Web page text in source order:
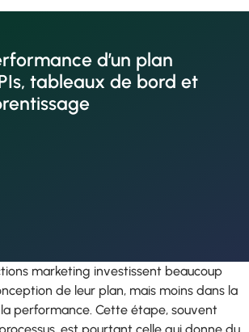
d’un plan
tableaux de bord et
marketing investissent beaucoup
de leur plan, mais moins dans la
la performance. Cette étape, souvent